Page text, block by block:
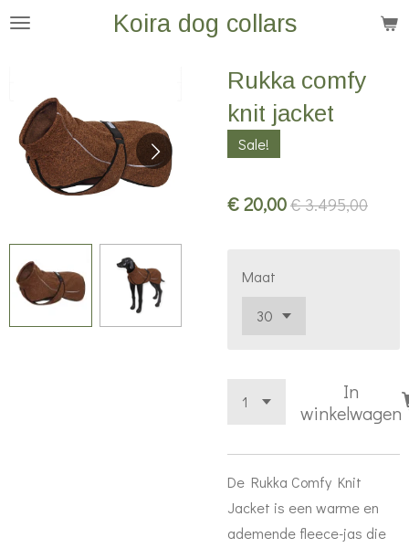
Ga
hoofdinhoud
Koira dog collars
Rukka comfy
knit jacket
Sale!
€ 20,00€ 3.495,00
Maat
In
winkelwagen
De Rukka Comfy Knit
Jacket is een warme en
ademende fleece-jas die